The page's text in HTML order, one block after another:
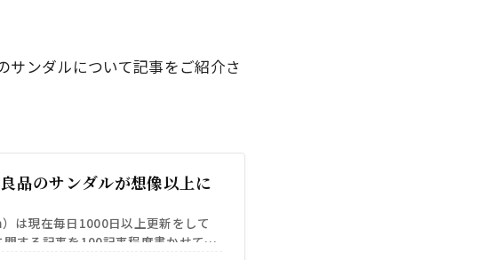
サンダルについて記事をご紹介さ
品のサンダルが想像以上に
は現在毎日1000日以上更新をして
する記事を100記事程度書かせてい